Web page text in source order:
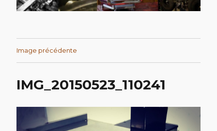
Image précédente
IMG_20150523_110241